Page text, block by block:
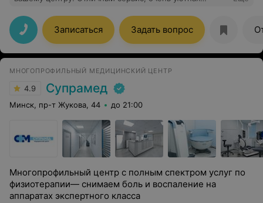
компетентные опытные врачи. Спасибо.
Записаться Задать вопрос
МНОГОПРОФИЛЬНЫЙ МЕДИЦИНСКИЙ ЦЕНТР
4.9 Супрамед
Минск, пр-т Жукова, 44 до 21:00
Многопрофильный центр с полным спектром услуг по
физиотерапии— снимаем боль и воспаление на
аппаратах экспертного класса